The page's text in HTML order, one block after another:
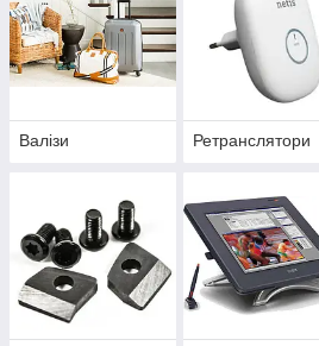
Валізи Ретранслятори